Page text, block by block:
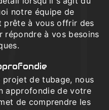
notre équipe de
prête à vous offrir des
répondre à vos besoins
de tubage, nous
approfondie de votre
de comprendre les